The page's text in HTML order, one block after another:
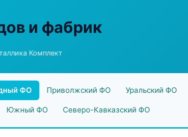
и фабрик
Комплект
ФО Приволжский ФО Уральский ФО
Южный ФО Северо-Кавказский ФО